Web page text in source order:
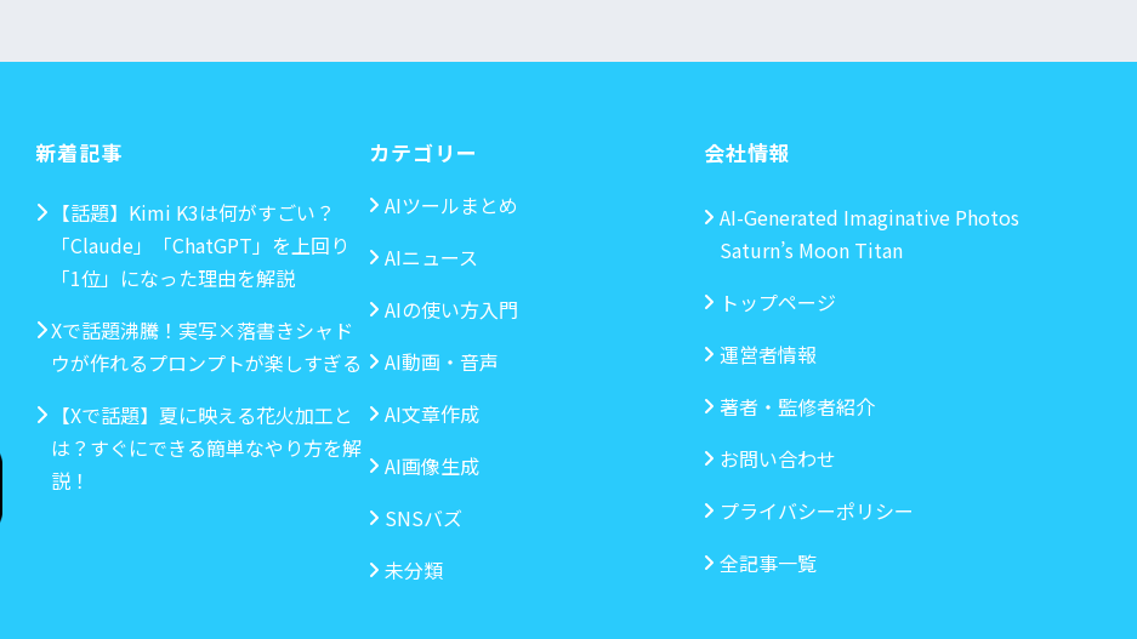
新着記事
【話題】Kimi K3は何がすごい？
「Claude」「ChatGPT」を上回り
「1位」になった理由を解説
Xで話題沸騰！実写×落書きシャド
ウが作れるプロンプトが楽しすぎる
【Xで話題】夏に映える花火加工と
は？すぐにできる簡単なやり方を解
説！
カテゴリー
AIツールまとめ
AIニュース
AIの使い方入門
AI動画・音声
AI文章作成
AI画像生成
SNSバズ
未分類
会社情報
AI-Generated Imaginative Photos
Saturn’s Moon Titan
トップページ
運営者情報
著者・監修者紹介
お問い合わせ
プライバシーポリシー
全記事一覧